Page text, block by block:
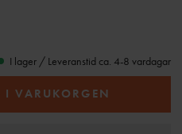
I lager / Leveranstid ca. 4-8 vardagar
I VARUKORGEN